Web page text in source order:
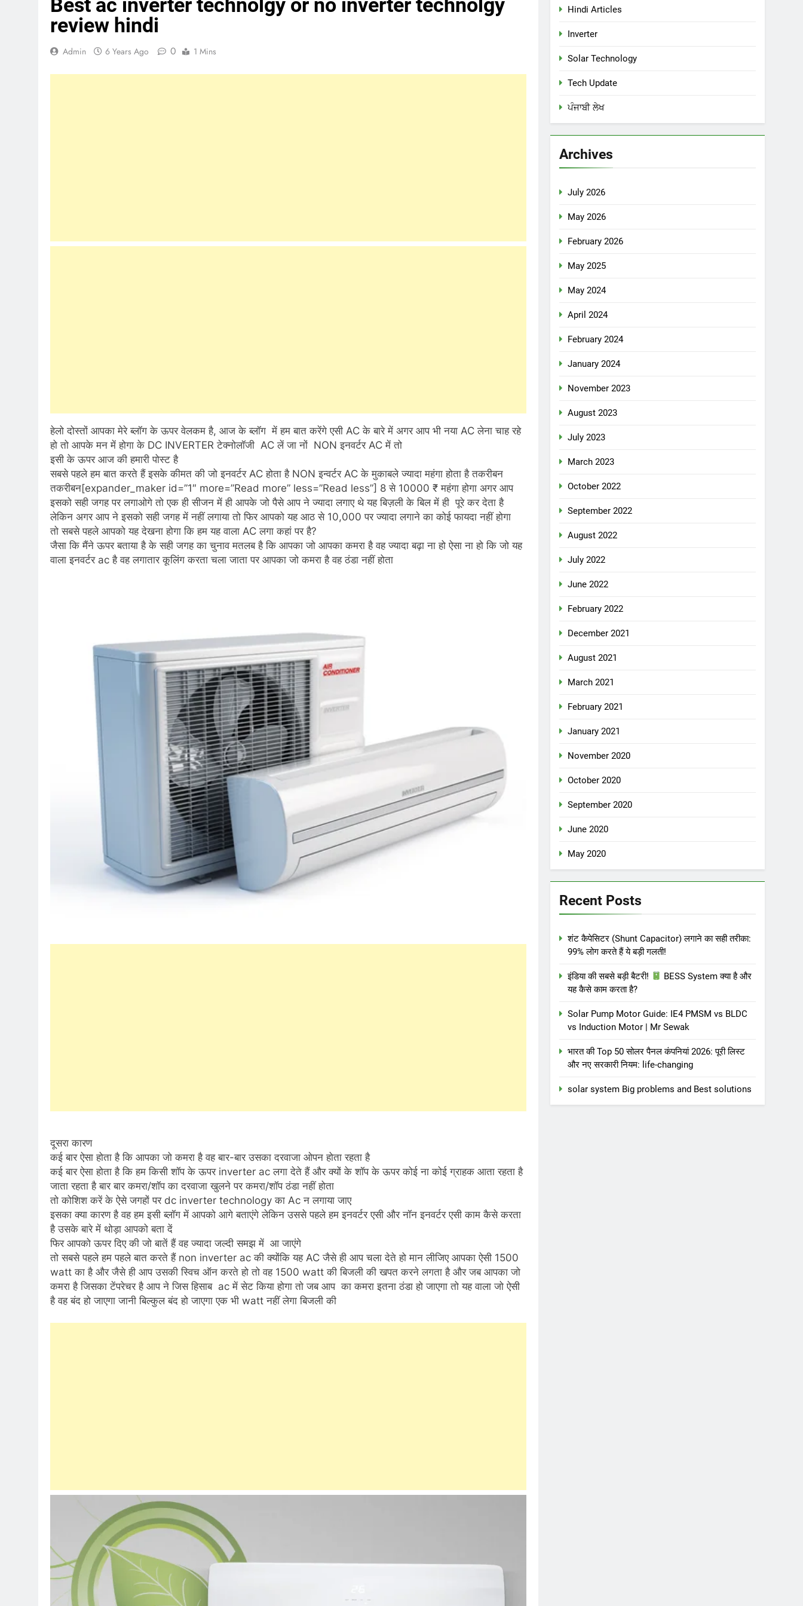
Best ac inverter technolgy or no inverter technolgy
review hindi
Admin 6 Years Ago 0 1 Mins
हेलो दोस्तों आपका मेरे ब्लॉग के ऊपर वेलकम है, आज के ब्लॉग में हम बात करेंगे एसी AC के बारे में अगर आप भी नया AC लेना चाह रहे
हो तो आपके मन में होगा के DC INVERTER टेक्नोलॉजी AC लें जा नों NON इनवर्टर AC में तो
इसी के ऊपर आज की हमारी पोस्ट है
सबसे पहले हम बात करते हैं इसके कीमत की जो इनवर्टर AC होता है NON इन्वर्टर AC के मुकाबले ज्यादा महंगा होता है तकरीबन
तकरीबन[expander_maker id=”1″ more=”Read more” less=”Read less”] 8 से 10000 ₹ महंगा होगा अगर आप
इसको सही जगह पर लगाओगे तो एक ही सीजन में ही आपके जो पैसे आप ने ज्यादा लगाए थे यह बिज़ली के बिल में ही पूरे कर देता है
लेकिन अगर आप ने इसको सही जगह में नहीं लगाया तो फिर आपको यह आठ से 10,000 पर ज्यादा लगाने का कोई फायदा नहीं होगा
तो सबसे पहले आपको यह देखना होगा कि हम यह वाला AC लगा कहां पर है?
जैसा कि मैंने ऊपर बताया है के सही जगह का चुनाव मतलब है कि आपका जो आपका कमरा है वह ज्यादा बढ़ा ना हो ऐसा ना हो कि जो यह
वाला इनवर्टर ac है वह लगातार कूलिंग करता चला जाता पर आपका जो कमरा है वह ठंडा नहीं होता
दूसरा कारण
कई बार ऐसा होता है कि आपका जो कमरा है वह बार-बार उसका दरवाजा ओपन होता रहता है
कई बार ऐसा होता है कि हम किसी शॉप के ऊपर inverter ac लगा देते हैं और क्यों के शॉप के ऊपर कोई ना कोई ग्राहक आता रहता है
जाता रहता है बार बार कमरा/शॉप का दरवाजा खुलने पर कमरा/शॉप ठंडा नहीं होता
तो कोशिश करें के ऐसे जगहों पर dc inverter technology का Ac न लगाया जाए
इसका क्या कारण है वह हम इसी ब्लॉग में आपको आगे बताएंगे लेकिन उससे पहले हम इनवर्टर एसी और नॉन इनवर्टर एसी काम कैसे करता
है उसके बारे में थोड़ा आपको बता दें
फिर आपको ऊपर दिए की जो बातें हैं वह ज्यादा जल्दी समझ में आ जाएंगे
तो सबसे पहले हम पहले बात करते हैं non inverter ac की क्योंकि यह AC जैसे ही आप चला देते हो मान लीजिए आपका ऐसी 1500
watt का है और जैसे ही आप उसकी स्विच ऑन करते हो तो वह 1500 watt की बिजली की खपत करने लगता है और जब आपका जो
कमरा है जिसका टेंपरेचर है आप ने जिस हिसाब ac में सेट किया होगा तो जब आप का कमरा इतना ठंडा हो जाएगा तो यह वाला जो ऐसी
है वह बंद हो जाएगा जानी बिल्कुल बंद हो जाएगा एक भी watt नहीं लेगा बिजली की
Hindi Articles
Inverter
Solar Technology
Tech Update
ਪੰਜਾਬੀ ਲੇਖ
Archives
July 2026
May 2026
February 2026
May 2025
May 2024
April 2024
February 2024
January 2024
November 2023
August 2023
July 2023
March 2023
October 2022
September 2022
August 2022
July 2022
June 2022
February 2022
December 2021
August 2021
March 2021
February 2021
January 2021
November 2020
October 2020
September 2020
June 2020
May 2020
Recent Posts
शंट कैपेसिटर (Shunt Capacitor) लगाने का सही तरीका:
99% लोग करते हैं ये बड़ी गलती!
इंडिया की सबसे बड़ी बैटरी!
BESS System क्या है और
यह कैसे काम करता है?
Solar Pump Motor Guide: IE4 PMSM vs BLDC
vs Induction Motor | Mr Sewak
भारत की Top 50 सोलर पैनल कंपनियां 2026: पूरी लिस्ट
और नए सरकारी नियम: life-changing
solar system Big problems and Best solutions